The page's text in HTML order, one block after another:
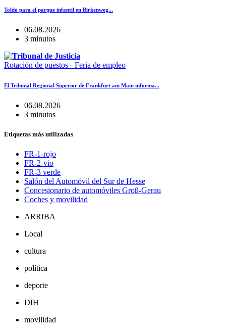
Toldo para el parque infantil en Birkenweg...
06.08.2026
3 minutos
Rotación de puestos - Feria de empleo
El Tribunal Regional Superior de Frankfurt am Main informa...
06.08.2026
3 minutos
Etiquetas más utilizadas
FR-1-rojo
FR-2-vio
FR-3 verde
Salón del Automóvil del Sur de Hesse
Concesionario de automóviles Groß-Gerau
Coches y movilidad
ARRIBA
Local
cultura
política
deporte
DIH
movilidad